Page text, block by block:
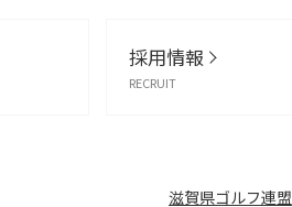
採用情報
RECRUIT
滋賀県ゴルフ連盟